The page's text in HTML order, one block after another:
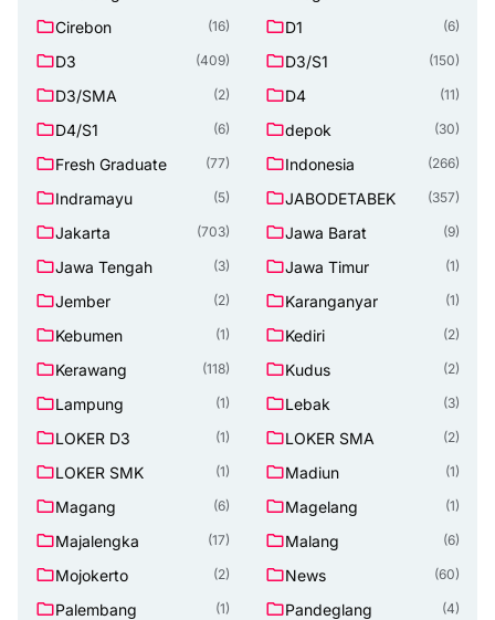
Cirebon (16) D1 (6)
D3 (409) D3/S1 (150)
D3/SMA (2) D4 (11)
D4/S1 (6) depok (30)
Fresh Graduate (77) Indonesia (266)
Indramayu (5) JABODETABEK (357)
Jakarta (703) Jawa Barat (9)
Jawa Tengah (3) Jawa Timur (1)
Jember (2) Karanganyar (1)
Kebumen (1) Kediri (2)
Kerawang (118) Kudus (2)
Lampung (1) Lebak (3)
LOKER D3 (1) LOKER SMA (2)
LOKER SMK (1) Madiun (1)
Magang (6) Magelang (1)
Majalengka (17) Malang (6)
Mojokerto (2) News (60)
Palembang (1) Pandeglang (4)